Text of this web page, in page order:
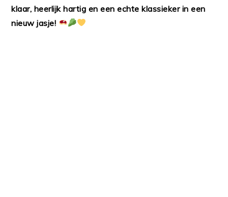
klaar, heerlijk hartig en een echte klassieker in een
nieuw jasje!